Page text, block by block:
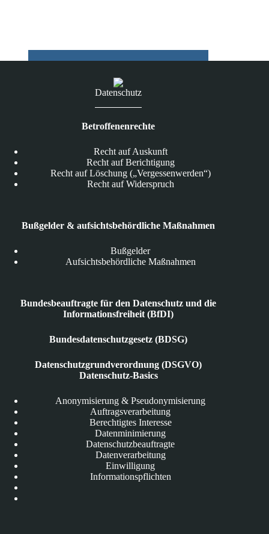
Datenschutz
Betroffenenrechte
Recht auf Auskunft
Recht auf Berichtigung
Recht auf Löschung („Vergessenwerden“)
Recht auf Widerspruch
Bußgelder & aufsichtsbehördliche Maßnahmen
Bußgelder
Aufsichtsbehördliche Maßnahmen
Bundesbeauftragte für den Datenschutz und die
Informationsfreiheit (BfDI)
Bundesdatenschutzgesetz (BDSG)
Datenschutzgrundverordnung (DSGVO)
Datenschutz-Basics
Anonymisierung & Pseudonymisierung
Auftragsverarbeitung
Berechtigtes Interesse
Datenminimierung
Datenschutzbeauftragte
Datenverarbeitung
Einwilligung
Informationspflichten